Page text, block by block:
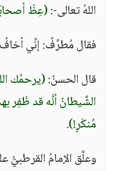
اللهُ تعالى-:(عِظْ
فقال مُطرِّفٌ: إنِّي أخافُ
قال الحسنُ:(يرحمُك
الشَّيطانُ أنَّه قد ظَفِر
مُنكَرٍ!).
وعلَّق الإمامُ القرطبيُّ